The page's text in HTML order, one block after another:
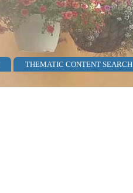
THEMATIC CONTENT SEARCH